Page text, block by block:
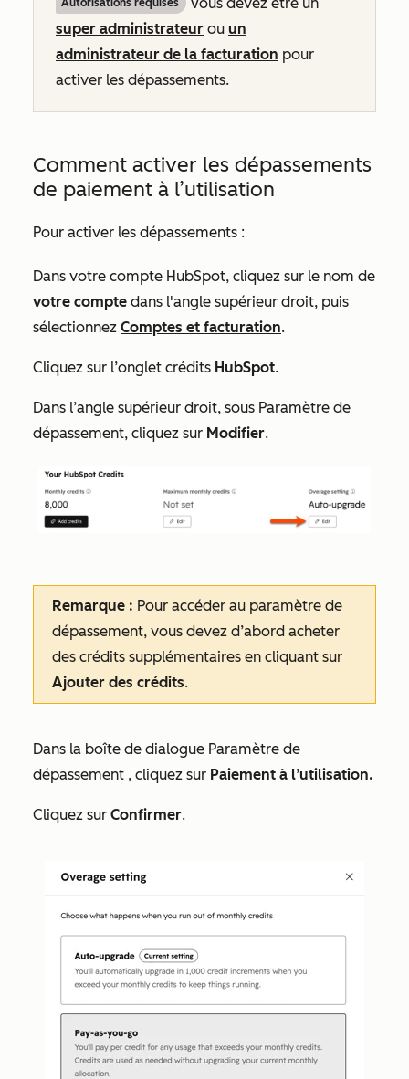
Autorisations requises
super administrateur ou un
administrateur de la facturation pour
activer les dépassements.
Comment activer les dépassements
de paiement à l’utilisation
Pour activer les dépassements :
Dans votre compte HubSpot, cliquez sur le nom de
votre compte dans l'angle supérieur droit, puis
sélectionnez Comptes et facturation.
Cliquez sur l’onglet crédits HubSpot.
Dans l’angle supérieur droit, sous Paramètre de
dépassement, cliquez sur Modifier.
Remarque : Pour accéder au paramètre de
dépassement, vous devez d’abord acheter
des crédits supplémentaires en cliquant sur
Ajouter des crédits.
Dans la boîte de dialogue Paramètre de
dépassement , cliquez sur Paiement à l’utilisation.
Cliquez sur Confirmer.